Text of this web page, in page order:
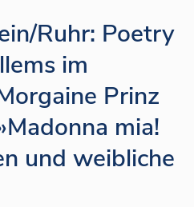
Ruhr: Poetry
im
Prinz
mia!
und weibliche